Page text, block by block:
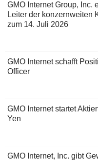
GMO Internet Group, Inc.
Leiter der konzernweiten
zum 14. Juli 2026
GMO Internet schafft
Officer
GMO Internet startet
Yen
GMO Internet, Inc. gibt